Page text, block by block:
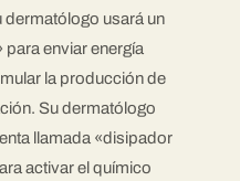
dermatólogo usará un
enviar energía
la producción de
Su dermatólogo
llamada «disipador
activar el químico